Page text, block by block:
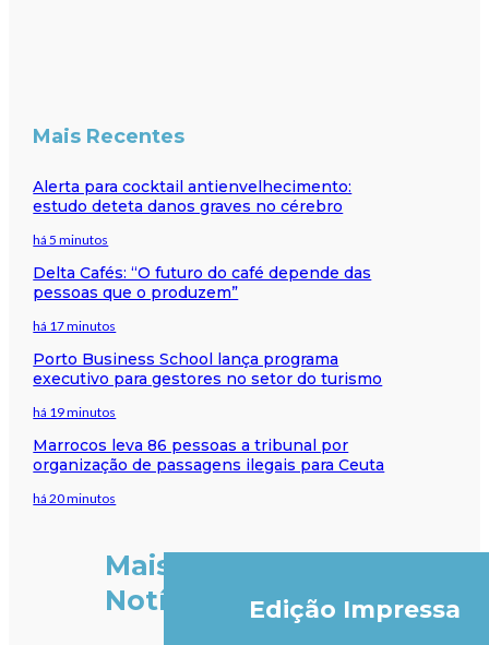
Mais Recentes
Alerta para cocktail antienvelhecimento:
estudo deteta danos graves no cérebro
há 5 minutos
Delta Cafés: “O futuro do café depende das
pessoas que o produzem”
há 17 minutos
Porto Business School lança programa
executivo para gestores no setor do turismo
há 19 minutos
Marrocos leva 86 pessoas a tribunal por
organização de passagens ilegais para Ceuta
há 20 minutos
Mais
Notícias
Edição Impressa